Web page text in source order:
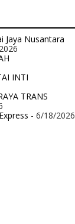
Jaya Nusantara
INTI
TRANS
- 6/18/2026